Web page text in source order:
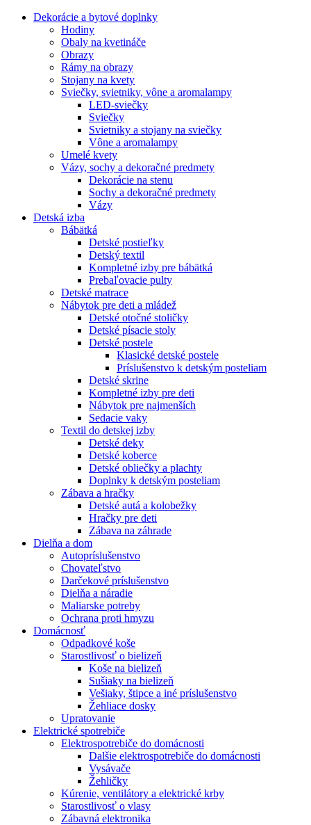
Dekorácie a bytové doplnky
Hodiny
Obaly na kvetináče
Obrazy
Rámy na obrazy
Stojany na kvety
Sviečky, svietniky, vône a aromalampy
LED-sviečky
Sviečky
Svietniky a stojany na sviečky
Vône a aromalampy
Umelé kvety
Vázy, sochy a dekoračné predmety
Dekorácie na stenu
Sochy a dekoračné predmety
Vázy
Detská izba
Bábätká
Detské postieľky
Detský textil
Kompletné izby pre bábätká
Prebaľovacie pulty
Detské matrace
Nábytok pre deti a mládež
Detské otočné stoličky
Detské písacie stoly
Detské postele
Klasické detské postele
Príslušenstvo k detským posteliam
Detské skrine
Kompletné izby pre deti
Nábytok pre najmenších
Sedacie vaky
Textil do detskej izby
Detské deky
Detské koberce
Detské obliečky a plachty
Doplnky k detským posteliam
Zábava a hračky
Detské autá a kolobežky
Hračky pre deti
Zábava na záhrade
Dielňa a dom
Autopríslušenstvo
Chovateľstvo
Darčekové príslušenstvo
Dielňa a náradie
Maliarske potreby
Ochrana proti hmyzu
Domácnosť
Odpadkové koše
Starostlivosť o bielizeň
Koše na bielizeň
Sušiaky na bielizeň
Vešiaky, štipce a iné príslušenstvo
Žehliace dosky
Upratovanie
Elektrické spotrebiče
Elektrospotrebiče do domácnosti
Dalšie elektrospotrebiče do domácnosti
Vysávače
Žehličky
Kúrenie, ventilátory a elektrické krby
Starostlivosť o vlasy
Zábavná elektronika